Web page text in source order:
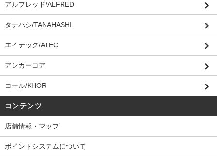
アルフレッド/ALFRED
タナハシ/TANAHASHI
エイテック/ATEC
アンカーコア
コール/KHOR
コンテンツ
店舗情報・マップ
ポイントシステムについて